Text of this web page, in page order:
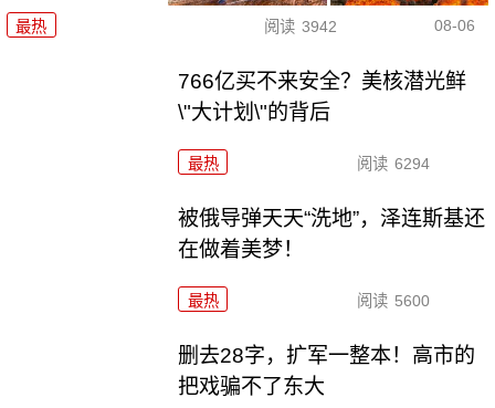
最热 阅读 3942 08-06
766亿买不来安全？美核潜光鲜
\"大计划\"的背后
最热 阅读 6294
被俄导弹天天“洗地”，泽连斯基还
在做着美梦！
最热 阅读 5600
删去28字，扩军一整本！高市的
把戏骗不了东大